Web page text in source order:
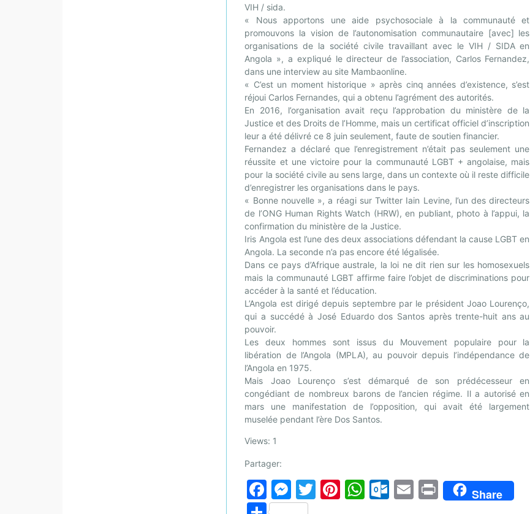
VIH / sida.
« Nous apportons une aide psychosociale à la communauté et
promouvons la vision de l’autonomisation communautaire [avec] les
organisations de la société civile travaillant avec le VIH / SIDA en
Angola », a expliqué le directeur de l’association, Carlos Fernandez,
dans une interview au site Mambaonline.
« C’est un moment historique » après cinq années d’existence, s’est
réjoui Carlos Fernandes, qui a obtenu l’agrément des autorités.
En 2016, l’organisation avait reçu l’approbation du ministère de la
Justice et des Droits de l’Homme, mais un certificat officiel d’inscription
leur a été délivré ce 8 juin seulement, faute de soutien financier.
Fernandez a déclaré que l’enregistrement n’était pas seulement une
réussite et une victoire pour la communauté LGBT + angolaise, mais
pour la société civile au sens large, dans un contexte où il reste difficile
d’enregistrer les organisations dans le pays.
« Bonne nouvelle », a réagi sur Twitter Iain Levine, l’un des directeurs
de l’ONG Human Rights Watch (HRW), en publiant, photo à l’appui, la
confirmation du ministère de la Justice.
Iris Angola est l’une des deux associations défendant la cause LGBT en
Angola. La seconde n’a pas encore été légalisée.
Dans ce pays d’Afrique australe, la loi ne dit rien sur les homosexuels
mais la communauté LGBT affirme faire l’objet de discriminations pour
accéder à la santé et l’éducation.
L’Angola est dirigé depuis septembre par le président Joao Lourenço,
qui a succédé à José Eduardo dos Santos après trente-huit ans au
pouvoir.
Les deux hommes sont issus du Mouvement populaire pour la
libération de l’Angola (MPLA), au pouvoir depuis l’indépendance de
l’Angola en 1975.
Mais Joao Lourenço s’est démarqué de son prédécesseur en
congédiant de nombreux barons de l’ancien régime. Il a autorisé en
mars une manifestation de l’opposition, qui avait été largement
muselée pendant l’ère Dos Santos.
Views: 1
Partager:
F
a
M
e
T
Pi W O
E
Pr
in
Share